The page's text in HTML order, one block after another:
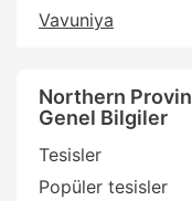
Vavuniya
Northern
Genel Bilgiler
Tesisler
Popüler tesisler